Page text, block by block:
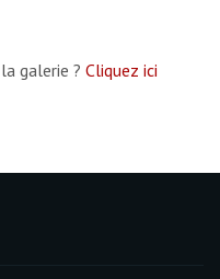
galerie ? Cliquez ici